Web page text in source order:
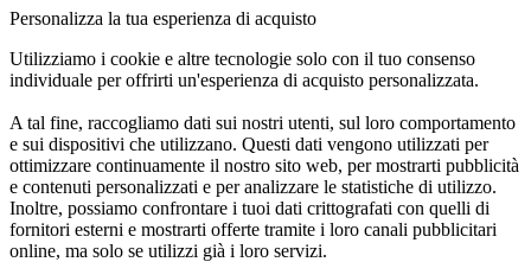
Personalizza la tua esperienza di acquisto
Utilizziamo i cookie e altre tecnologie solo con il tuo consenso
individuale per offrirti un'esperienza di acquisto personalizzata.
A tal fine, raccogliamo dati sui nostri utenti, sul loro comportamento
e sui dispositivi che utilizzano. Questi dati vengono utilizzati per
ottimizzare continuamente il nostro sito web, per mostrarti pubblicità
e contenuti personalizzati e per analizzare le statistiche di utilizzo.
Inoltre, possiamo confrontare i tuoi dati crittografati con quelli di
fornitori esterni e mostrarti offerte tramite i loro canali pubblicitari
online, ma solo se utilizzi già i loro servizi.